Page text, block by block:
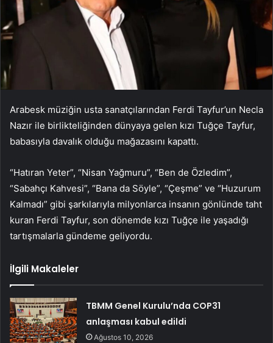
Arabesk müziğin usta sanatçılarından Ferdi Tayfur’un Necla
Nazır ile birlikteliğinden dünyaya gelen kızı Tuğçe Tayfur,
babasıyla davalık olduğu mağazasını kapattı.
“Hatıran Yeter”, “Nisan Yağmuru”, “Ben de Özledim”,
“Sabahçı Kahvesi”, “Bana da Söyle”, “Çeşme” ve “Huzurum
Kalmadı” gibi şarkılarıyla milyonlarca insanın gönlünde taht
kuran Ferdi Tayfur, son dönemde kızı Tuğçe ile yaşadığı
tartışmalarla gündeme geliyordu.
İlgili Makaleler
TBMM Genel Kurulu’nda COP31
anlaşması kabul edildi
Ağustos 10, 2026